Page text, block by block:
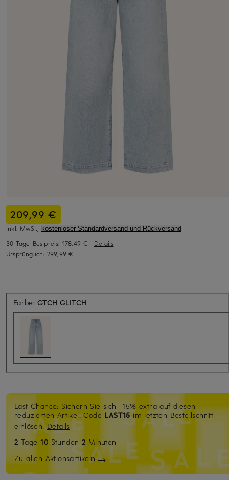
209,99 €
inkl. MwSt., kostenloser Standardversand und Rückversand
30-Tage-Bestpreis: 178,49 € | Details
Ursprünglich: 299,99 €
Farbe:GTCH GLITCH
Last Chance: Sichern Sie sich -15% extra auf diesen
reduzierten Artikel. Code LAST15im letzten Bestellschritt
einlösen.Details
2 Tage10 Stunden 2 Minuten
Zu allen Aktionsartikeln